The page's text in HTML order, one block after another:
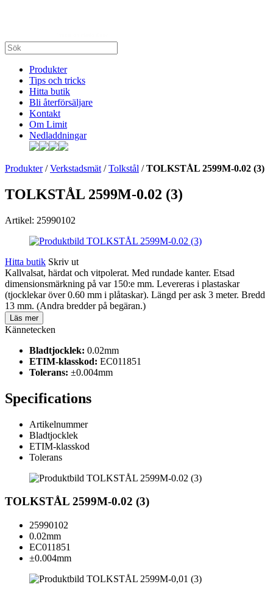
Produkter
Tips och tricks
Hitta butik
Bli återförsäljare
Kontakt
Om Limit
Nedladdningar
Produkter/Verkstadsmät /Tolkstål /TOLKSTÅL 2599M-0.02 (3)
TOLKSTÅL 2599M-0.02 (3)
Artikel: 25990102
Hitta butik Skriv ut
Kallvalsat, härdat och vitpolerat. Med rundade kanter. Etsad
dimensionsmärkning på var 150:e mm. Levereras i plastaskar
(tjocklekar över 0.60 mm i plåtaskar). Längd per ask 3 meter. Bredd
13 mm. (Andra bredder på begäran.)
Läs mer
Kännetecken
Bladtjocklek: 0.02mm
ETIM-klasskod: EC011851
Tolerans: ±0.004mm
Specifications
Artikelnummer
Bladtjocklek
ETIM-klasskod
Tolerans
TOLKSTÅL 2599M-0.02 (3)
25990102
0.02mm
EC011851
±0.004mm